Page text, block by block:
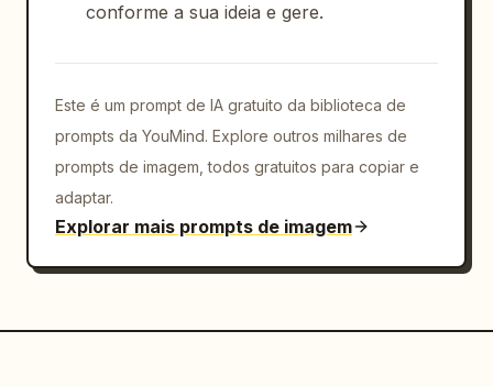
conforme a sua ideia e gere.
Este é um prompt de IA gratuito da biblioteca de
prompts da YouMind. Explore outros milhares de
prompts de imagem, todos gratuitos para copiar e
adaptar.
Explorar mais prompts de imagem